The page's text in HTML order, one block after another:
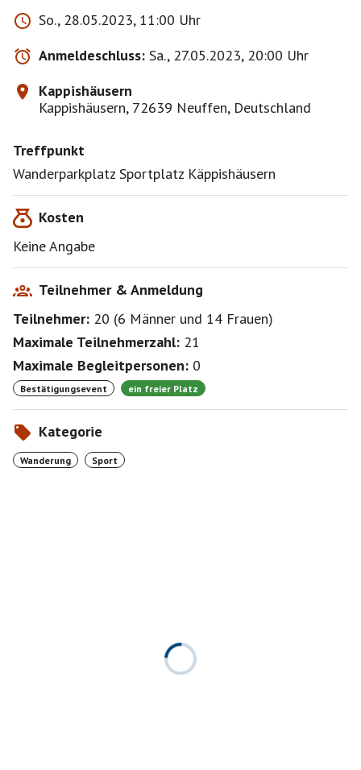
So., 28.05.2023, 11:00 Uhr
Anmeldeschluss: Sa., 27.05.2023, 20:00 Uhr
Kappishäusern
Kappishäusern, 72639 Neuffen, Deutschland
Treffpunkt
Wanderparkplatz Sportplatz Käppishäusern
Kosten
Keine Angabe
Teilnehmer & Anmeldung
Teilnehmer: 20 (6 Männer und 14 Frauen)
Maximale Teilnehmerzahl: 21
Maximale Begleitpersonen: 0
Bestätigungsevent ein freier Platz
Kategorie
Wanderung Sport